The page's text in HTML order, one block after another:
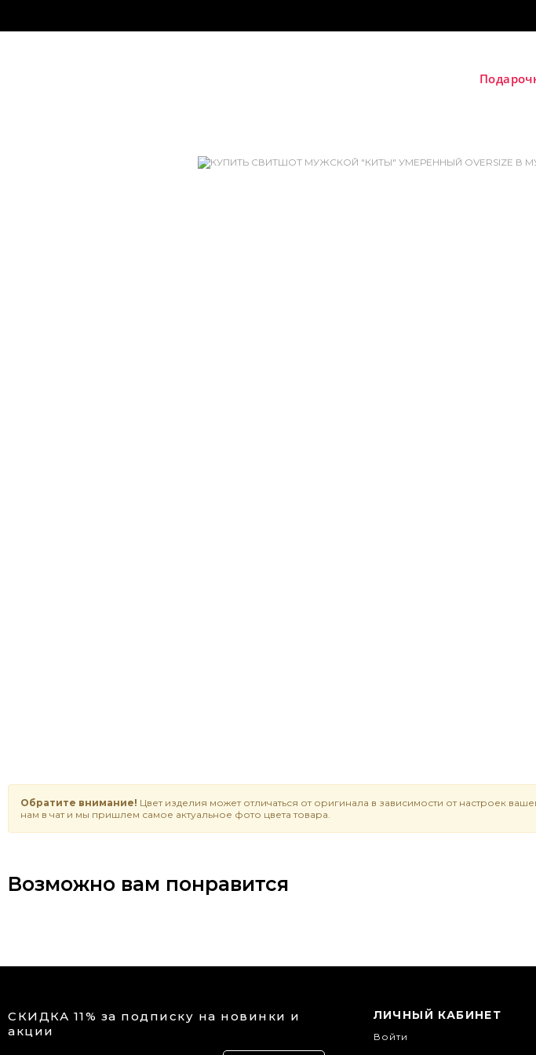
Обратите внимание! Цвет изделия может отличаться от оригинала в зависимости от настроек
нам в чат и мы пришлем самое актуальное фото цвета товара.
Возможно вам понравится
СКИДКА 11% за подписку на новинки и
акции
ЛИЧНЫЙ КАБИНЕТ
Войти